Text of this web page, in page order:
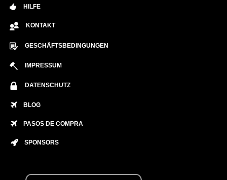
HILFE
KONTAKT
GESCHÄFTSBEDINGUNGEN
IMPRESSUM
DATENSCHUTZ
BLOG
PASOS DE COMPRA
SPONSORS